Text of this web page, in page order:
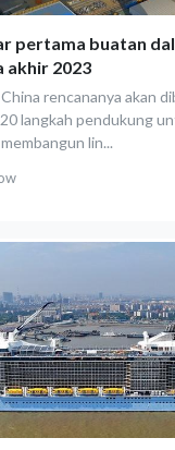
pertama buatan
akhir 2023
rencananya akan
langkah pendukung
lin...